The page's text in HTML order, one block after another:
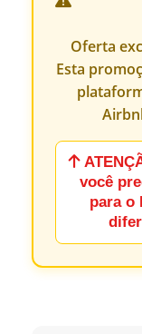
Oferta
Esta
você
para o